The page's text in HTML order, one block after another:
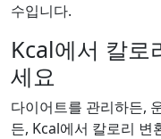
수입니다.
Kcal에서 칼로
세요
다이어트를 관리하든,
든, Kcal에서 칼로리 변